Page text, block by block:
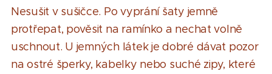
Nesušit v sušičce. Po vyprání šaty jemně
protřepat, pověsit na ramínko a nechat volně
uschnout. U jemných látek je dobré dávat pozor
na ostré šperky, kabelky nebo suché zipy, které